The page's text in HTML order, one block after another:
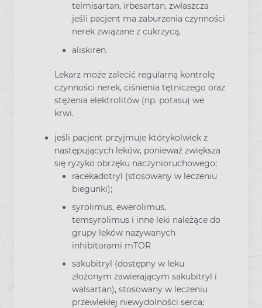
telmisartan, irbesartan, zwłaszcza
jeśli pacjent ma zaburzenia czynności
nerek związane z cukrzycą,
aliskiren.
Lekarz może zalecić regularną kontrolę
czynności nerek, ciśnienia tętniczego oraz
stężenia elektrolitów (np. potasu) we
krwi.
jeśli pacjent przyjmuje którykolwiek z
następujących leków, ponieważ zwiększa
się ryzyko obrzęku naczynioruchowego:
racekadotryl (stosowany w leczeniu
biegunki);
syrolimus, ewerolimus,
temsyrolimus i inne leki należące do
grupy leków nazywanych
inhibitorami mTOR
sakubitryl (dostępny w leku
złożonym zawierającym sakubitryl i
walsartan), stosowany w leczeniu
przewlekłej niewydolności serca;